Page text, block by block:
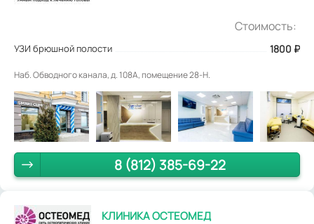
Стоимость:
УЗИ брюшной полости 1800 ₽
Наб. Обводного канала, д. 108А, помещение 28-Н.
8 (812) 385-69-22
КЛИНИКА ОСТЕОМЕД